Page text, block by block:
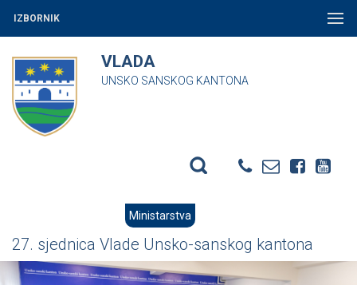
IZBORNIK
VLADA
UNSKO SANSKOG KANTONA
Ministarstva
27. sjednica Vlade Unsko-sanskog kantona